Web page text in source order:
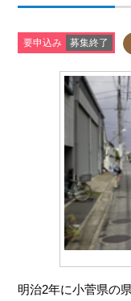
要申込み 募集終了
明治2年に小菅県の